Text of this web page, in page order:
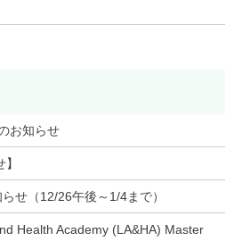
お知らせ
せ（12/26午後～1/4まで）
Health Academy (LA&HA) Master